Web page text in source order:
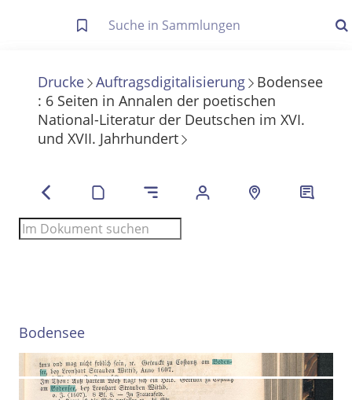
Letzte Trefferliste
Die letzte Trefferliste besteht aus Ihrer letzten Suche, samt
Filter- und Sucheinstellungen.
Zuletzt gesucht
Noch keine Suchworte
Info zu Suchanfragen
Suche in Metadaten
Drucke Auftragsdigitalisierung
Bodensee
: 6 Seiten in Annalen der poetischen
National-Literatur der Deutschen im XVI.
und XVII. Jahrhundert
Bodensee